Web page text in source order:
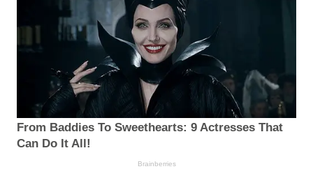
From Baddies To Sweethearts: 9 Actresses That
Can Do It All!
Brainberries